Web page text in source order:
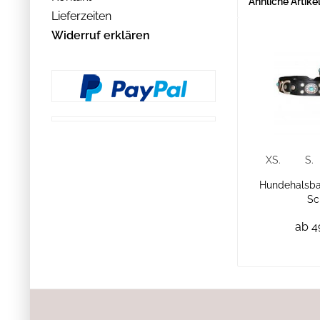
Lieferzeiten
Widerruf erklären
XS. S.
ab